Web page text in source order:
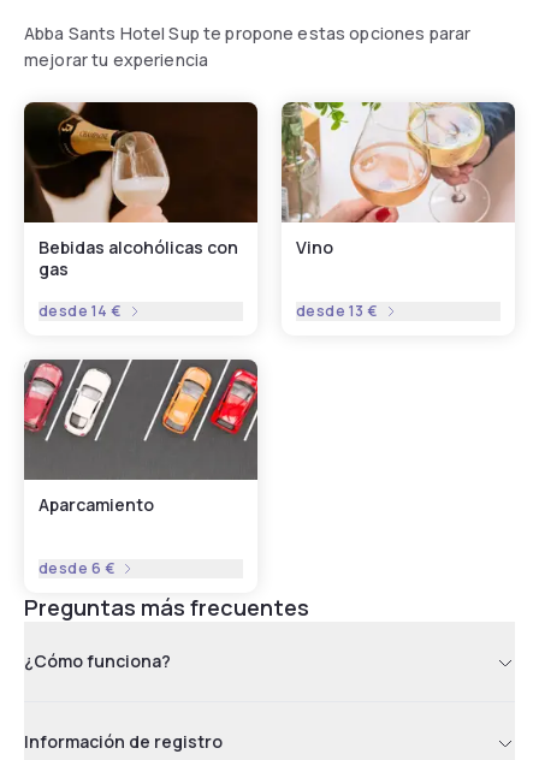
Abba Sants Hotel Sup te propone estas opciones parar
mejorar tu experiencia
Bebidas alcohólicas con
gas
desde 14 €
Vino
desde 13 €
Aparcamiento
desde 6 €
Preguntas más frecuentes
¿Cómo funciona?
Información de registro